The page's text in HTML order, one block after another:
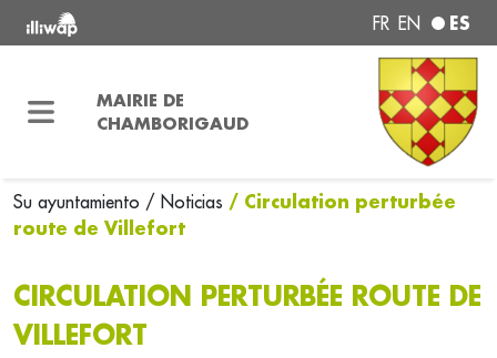
FR EN ES
MAIRIE DE
CHAMBORIGAUD
Su ayuntamiento / Noticias / Circulation perturbée
route de Villefort
CIRCULATION PERTURBÉE ROUTE DE
VILLEFORT